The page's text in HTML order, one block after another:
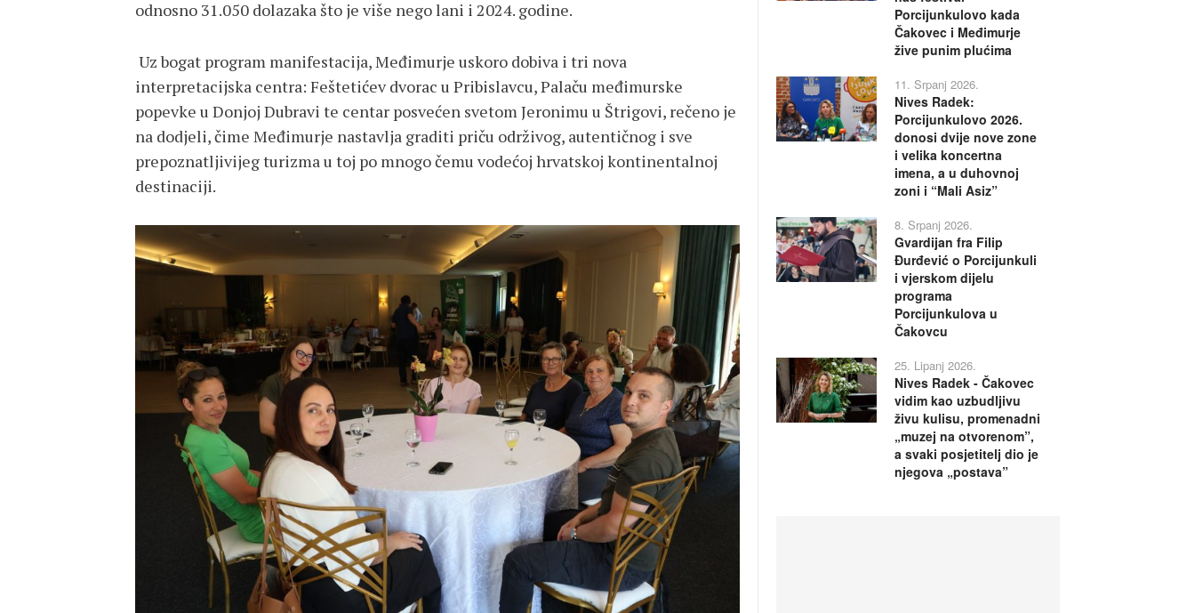
odnosno 31.050 dolazaka što je više nego lani i 2024. godine.
Uz bogat program manifestacija, Međimurje uskoro dobiva i tri nova
interpretacijska centra: Feštetićev dvorac u Pribislavcu, Palaču međimurske
popevke u Donjoj Dubravi te centar posvećen svetom Jeronimu u Štrigovi, rečeno je
na dodjeli, čime Međimurje nastavlja graditi priču održivog, autentičnog i sve
prepoznatljivijeg turizma u toj po mnogo čemu vodećoj hrvatskoj kontinentalnoj
destinaciji.
Porcijunkulovo kada
Čakovec i Međimurje
žive punim plućima
11. Srpanj 2026.
Nives Radek:
Porcijunkulovo 2026.
donosi dvije nove zone
i velika koncertna
imena, a u duhovnoj
zoni i “Mali Asiz”
8. Srpanj 2026.
Gvardijan fra Filip
Đurđević o Porcijunkuli
i vjerskom dijelu
programa
Porcijunkulova u
Čakovcu
25. Lipanj 2026.
Nives Radek - Čakovec
vidim kao uzbudljivu
živu kulisu, promenadni
„muzej na otvorenom”,
a svaki posjetitelj dio je
njegova „postava”